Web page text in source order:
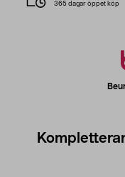
365 dagar öppet köp